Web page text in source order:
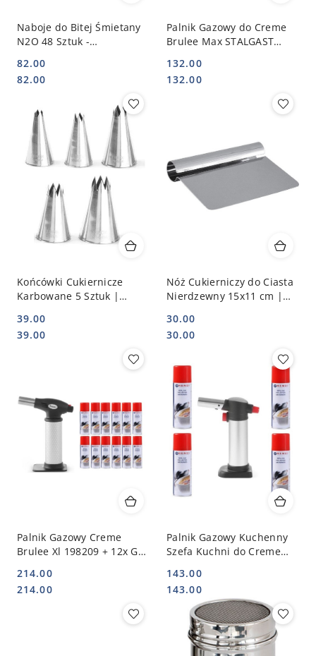
Naboje do Bitej Śmietany
N2O 48 Sztuk -
Syfonów | HENDI
588215_48
Cena:
82.00
Cena:
82.00
Palnik Gazowy do Creme
Brulee Max STALGAST
Cena:
132.00
Cena:
132.00
Końcówki Cukiernicze
Karbowane 5 Sztuk |
Cena:
39.00
Cena:
39.00
Nóż Cukierniczy do Ciasta
Nierdzewny 15x11 cm |
Cena:
30.00
Cena:
30.00
Palnik Gazowy Creme
Brulee Xl 198209 + 12x Gaz
Cena:
214.00
Cena:
214.00
Palnik Gazowy Kuchenny
Szefa Kuchni do Creme
198223 | HENDI
198223_199046
Cena:
143.00
Cena:
143.00